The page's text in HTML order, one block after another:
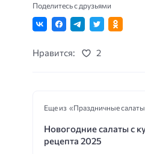
Поделитесь с друзьями
Нравится: 2
Еще из «Праздничные
Новогодние салаты с
рецепта 2025